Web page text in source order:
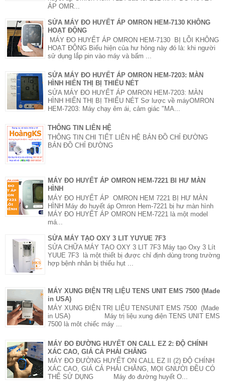
ÁP OMR...
SỬA MÁY ĐO HUYẾT ÁP OMRON HEM-7130 KHÔNG
HOẠT ĐỘNG
MÁY ĐO HUYẾT ÁP OMRON HEM-7130 BỊ LỖI KHÔNG
HOẠT ĐỘNG Biểu hiện của hư hỏng này đó là: khi người
sử dụng lắp pin vào máy và bấm ...
SỬA MÁY ĐO HUYẾT ÁP OMRON HEM-7203: MÀN
HÌNH HIỂN THỊ BỊ THIẾU NÉT
SỬA MÁY ĐO HUYẾT ÁP OMRON HEM-7203: MÀN
HÌNH HIỂN THỊ BỊ THIẾU NÉT Sơ lược về máyOMRON
HEM-7203: Máy chạy êm ái, cảm giác "MA...
THÔNG TIN LIÊN HỆ
THÔNG TIN CHI TIẾT LIÊN HỆ BẢN ĐỒ CHỈ ĐƯỜNG
BẢN ĐỒ CHỈ ĐƯỜNG
MÁY ĐO HUYẾT ÁP OMRON HEM-7221 BI HƯ MÀN
HÌNH
MÁY ĐO HUYẾT ÁP OMRON HEM 7221 BỊ HƯ MÀN
HÌNH Máy đo huyết áp Omron Hem-7221 bị hư màn hình
MÁY ĐO HUYẾT ÁP OMRON HEM-7221 là một model
má...
SỬA MÁY TẠO OXY 3 LIT YUYUE 7F3
SỬA CHỮA MÁY TẠO OXY 3 LIT 7F3 Máy tạo Oxy 3 Lít
YUUE 7F3 là một thiết bị được chỉ định dùng trong trường
hợp bệnh nhân bị thiếu hụt ...
MÁY XUNG ĐIỆN TRỊ LIỆU TENS UNIT EMS 7500 (Made
in USA)
MÁY XUNG ĐIỆN TRỊ LIỆU TENSUNIT EMS 7500 (Made
in USA) Máy trị liệu xung điện TENS UNIT EMS
7500 là môt chiếc máy ...
MÁY ĐO ĐƯỜNG HUYẾT ON CALL EZ 2: ĐỘ CHÍNH
XÁC CAO, GIÁ CẢ PHẢI CHĂNG
MÁY ĐO ĐƯỜNG HUYẾT ON CALL EZ II (2) ĐỘ CHÍNH
XÁC CAO, GIÁ CẢ PHẢI CHĂNG, MỌI GNƯỜI ĐỀU CÓ
THỂ SỬ DỤNG Máy đo đường huyết O...